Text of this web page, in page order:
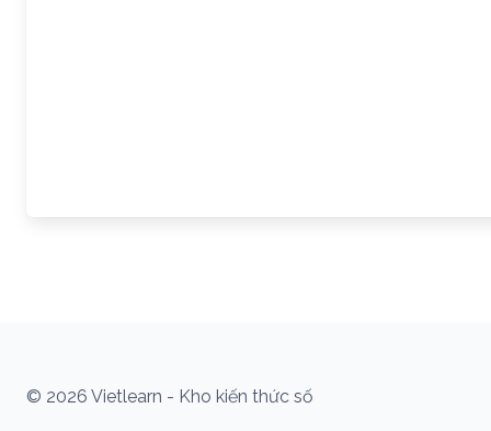
© 2026 Vietlearn - Kho kiến thức số